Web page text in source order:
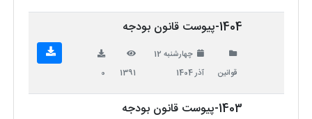
1404-پیوست قانون بودجه
قوانین
چهارشنبه 12
آذر 1404
1391
0
1403-پیوست قانون بودجه